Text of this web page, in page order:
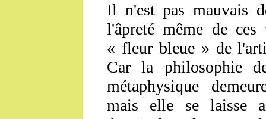
Il n'est pas mauvais
l'âpreté même de
« fleur bleue » de
Car la philosophie
métaphysique
mais elle se laisse